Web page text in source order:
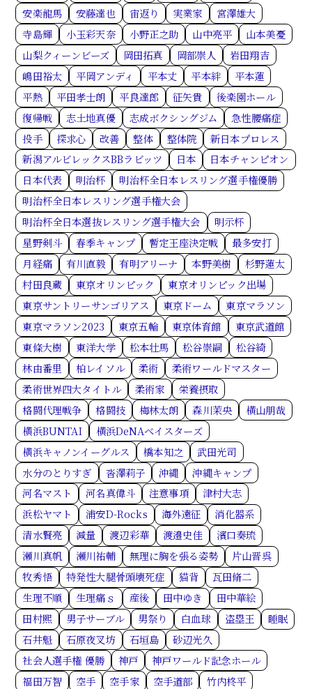
安楽龍馬
安藤達也 宙返り 実業家
宮澤雄大
寺島輝
小玉彩天奈 小野正之助 山中亮平
山本美憂
山梨クィーンビーズ
岡田拓真 岡部崇人
岩田翔吉
嶋田裕太
平岡アンディ 平本丈 平本絆
平本蓮
平熱
平田孝士朗 平良達郎 征矢貴
後楽園ホール
復帰戦
志土地真優 志成ボクシングジム
急性腰痛症
投手
探求心 改善 整体 整体院
新日本プロレス
新潟アルビレックスBBラビッツ
日本
日本チャンピオン
日本代表
明治杯
明治杯全日本レスリング選手権優勝
明治杯全日本レスリング選手権大会
明治杯全日本選抜レスリング選手権大会
明示杯
星野剣斗
春季キャンプ 暫定王座決定戦
最多安打
月経痛
有川直毅 有明アリーナ 本野美樹
杉野蓮太
村田良蔵
東京オリンピック
東京オリンピック出場
東京サントリーサンゴリアス
東京ドーム
東京マラソン
東京マラソン2023
東京五輪 東京体育館
東京武道館
東條大樹
東洋大学 松本壮馬 松谷崇嗣
松谷綺
林由番里
柏レイソル 柔術
柔術ワールドマスター
柔術世界四大タイトル
柔術家
栄養摂取
格闘代理戦争
格闘技 梅林太朗 森川茉央
横山朋哉
横浜BUNTAI
横浜DeNAベイスターズ
横浜キャノンイーグルス
橋本知之
武田光司
水分のとりすぎ
沓澤莉子 沖縄
沖縄キャンプ
河名マスト
河名真偉斗 注意事項
津村大志
浜松ヤマト
浦安D-Rocks 海外遠征
消化器系
清水賢亮
減量 渡辺彩華 渡邉史佳
濱口奏琉
瀬川真帆
瀬川祐輔 無理に胸を張る姿勢
片山晋呉
牧秀悟
特発性大腿骨頭壊死症 猫背
瓦田脩二
生理不順
生理痛ｓ 産後 田中ゆき
田中華絵
田村熙
男子サーブル 男祭り 白血球 盗塁王
睡眠
石井魁
石原夜叉坊 石垣島
砂辺光久
社会人選手権 優勝
神戸
神戸ワールド記念ホール
福田万智
空手 空手家 空手道部
竹内柊平